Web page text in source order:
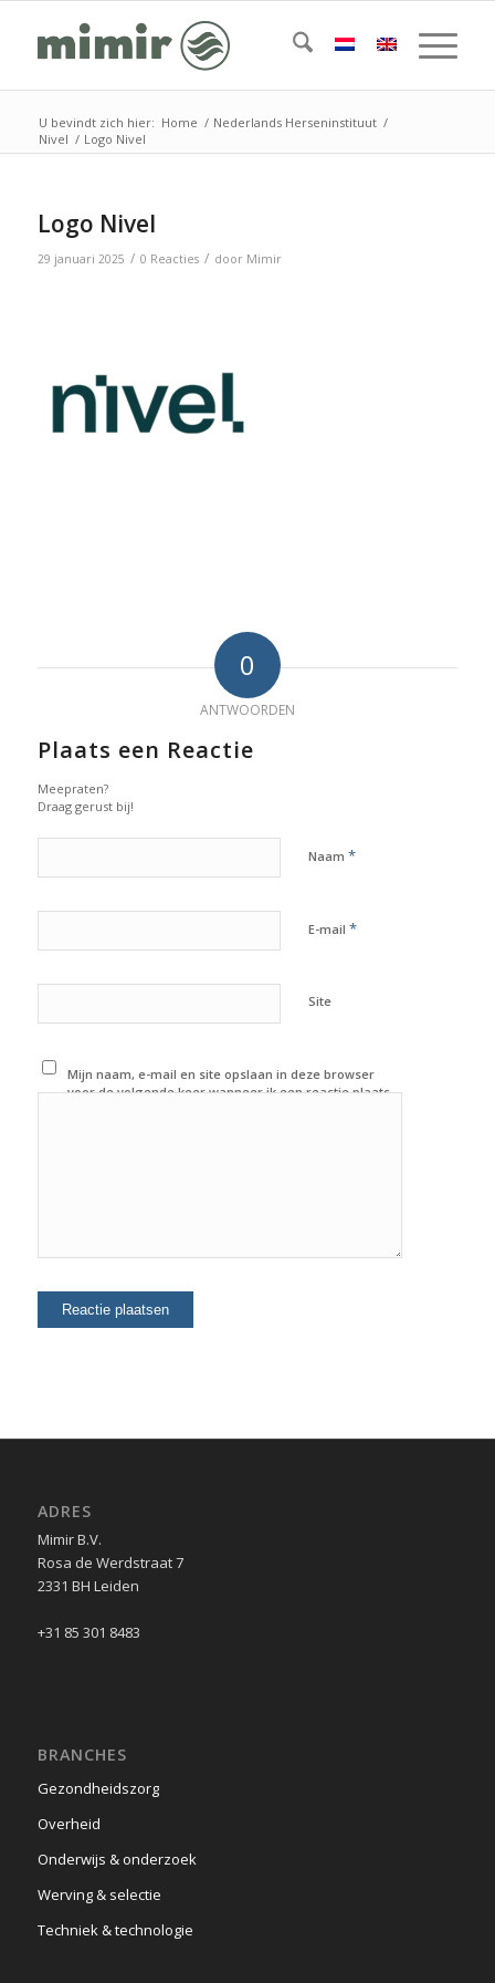
U bevindt zich hier: Home / Nederlands Herseninstituut /
Nivel / Logo Nivel
Logo Nivel
29 januari 2025 / 0 Reacties / door Mimir
0
ANTWOORDEN
Plaats een Reactie
Meepraten?
Draag gerust bij!
Naam *
E-mail *
Site
Mijn naam, e-mail en site opslaan in deze browser
voor de volgende keer wanneer ik een reactie plaats.
ADRES
Mimir B.V.
Rosa de Werdstraat 7
2331 BH Leiden
+31 85 301 8483
BRANCHES
Gezondheidszorg
Overheid
Onderwijs & onderzoek
Werving & selectie
Techniek & technologie